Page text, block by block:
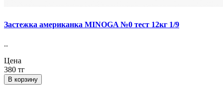
Застежка американка MINOGA №0 тест 12кг 1/9
..
Цена
380 тг
В корзину